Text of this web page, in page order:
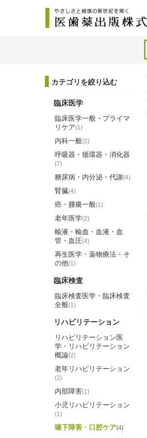
カテゴリを絞り込む
臨床医学
臨床医学一般・プライマ
リケア(1)
内科一般(2)
呼吸器・循環器・消化器
(7)
糖尿病・内分泌・代謝(4)
腎臓(4)
癌・腫瘍一般(1)
老年医学(2)
輸液・輸血・血液・血
管・血圧(4)
再生医学・薬物療法・そ
の他(1)
臨床検査
臨床検査医学・臨床検査
全般(1)
リハビリテーション
リハビリテーション医
学・リハビリテーション
概論(2)
老年リハビリテーション
(2)
内部障害(1)
小児リハビリテーション
(1)
嚥下障害・口腔ケア(4)